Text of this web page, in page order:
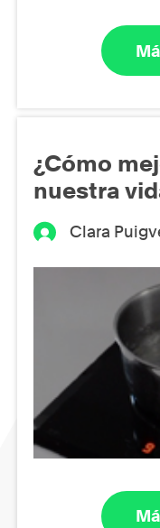
¿Cómo
nuestra
Clara